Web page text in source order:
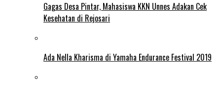
Gagas Desa Pintar, Mahasiswa KKN Unnes Adakan Cek
Kesehatan di Rejosari
Ada Nella Kharisma di Yamaha Endurance Festival 2019